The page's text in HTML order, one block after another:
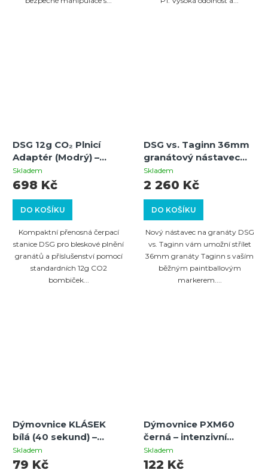
DSG 12g CO₂ Plnicí
Adaptér (Modrý) –
kompaktní čerpací
stanice
Skladem
DO KOŠÍKU
698 Kč
Kompaktní přenosná čerpací
stanice DSG pro bleskové plnění
granátů a příslušenství pomocí
standardních 12g CO2
bombiček...
DSG vs. Taginn 36mm
granátový nástavec
pro 22mm přední
závitové hlavně
Skladem
DO KOŠÍKU
2 260 Kč
Nový nástavec na granáty DSG
vs. Taginn vám umožní střílet
36mm granáty Taginn s vaším
běžným paintballovým
markerem....
Dýmovnice KLÁSEK
bílá (40 sekund) –
hustý dým pro
venkovní použití
Skladem
79 Kč
Dýmovnice PXM60
černá – intenzivní
kouřový efekt
Skladem
122 Kč